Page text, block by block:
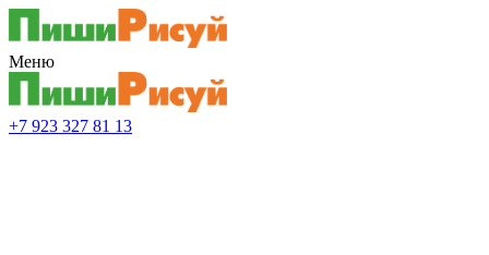
Меню
+7 923 327 81 13